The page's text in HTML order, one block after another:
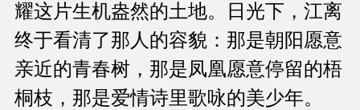
耀这片生机盎然的土地。日光下，江离
终于看清了那人的容貌：那是朝阳愿意
亲近的青春树，那是凤凰愿意停留的梧
桐枝，那是爱情诗里歌咏的美少年。